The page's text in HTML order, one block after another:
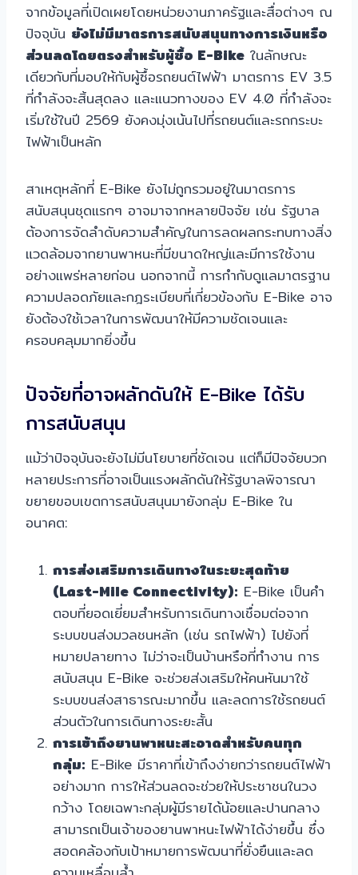
จากข้อมูลที่เปิดเผยโดยหน่วยงานภาครัฐและสื่อต่างๆ ณ
ปัจจุบัน ยังไม่มีมาตรการสนับสนุนทางการเงินหรือ
ส่วนลดโดยตรงสำหรับผู้ซื้อ E-Bike ในลักษณะ
เดียวกับที่มอบให้กับผู้ซื้อรถยนต์ไฟฟ้า มาตรการ EV 3.5
ที่กำลังจะสิ้นสุดลง และแนวทางของ EV 4.0 ที่กำลังจะ
เริ่มใช้ในปี 2569 ยังคงมุ่งเน้นไปที่รถยนต์และรถกระบะ
ไฟฟ้าเป็นหลัก
สาเหตุหลักที่ E-Bike ยังไม่ถูกรวมอยู่ในมาตรการ
สนับสนุนชุดแรกๆ อาจมาจากหลายปัจจัย เช่น รัฐบาล
ต้องการจัดลำดับความสำคัญในการลดผลกระทบทางสิ่ง
แวดล้อมจากยานพาหนะที่มีขนาดใหญ่และมีการใช้งาน
อย่างแพร่หลายก่อน นอกจากนี้ การกำกับดูแลมาตรฐาน
ความปลอดภัยและกฎระเบียบที่เกี่ยวข้องกับ E-Bike อาจ
ยังต้องใช้เวลาในการพัฒนาให้มีความชัดเจนและ
ครอบคลุมมากยิ่งขึ้น
ปัจจัยที่อาจผลักดันให้ E-Bike ได้รับ
การสนับสนุน
แม้ว่าปัจจุบันจะยังไม่มีนโยบายที่ชัดเจน แต่ก็มีปัจจัยบวก
หลายประการที่อาจเป็นแรงผลักดันให้รัฐบาลพิจารณา
ขยายขอบเขตการสนับสนุนมายังกลุ่ม E-Bike ใน
อนาคต:
การส่งเสริมการเดินทางในระยะสุดท้าย
(Last-Mile Connectivity): E-Bike เป็นคำ
ตอบที่ยอดเยี่ยมสำหรับการเดินทางเชื่อมต่อจาก
ระบบขนส่งมวลชนหลัก (เช่น รถไฟฟ้า) ไปยังที่
หมายปลายทาง ไม่ว่าจะเป็นบ้านหรือที่ทำงาน การ
สนับสนุน E-Bike จะช่วยส่งเสริมให้คนหันมาใช้
ระบบขนส่งสาธารณะมากขึ้น และลดการใช้รถยนต์
ส่วนตัวในการเดินทางระยะสั้น
การเข้าถึงยานพาหนะสะอาดสำหรับคนทุก
กลุ่ม: E-Bike มีราคาที่เข้าถึงง่ายกว่ารถยนต์ไฟฟ้า
อย่างมาก การให้ส่วนลดจะช่วยให้ประชาชนในวง
กว้าง โดยเฉพาะกลุ่มผู้มีรายได้น้อยและปานกลาง
สามารถเป็นเจ้าของยานพาหนะไฟฟ้าได้ง่ายขึ้น ซึ่ง
สอดคล้องกับเป้าหมายการพัฒนาที่ยั่งยืนและลด